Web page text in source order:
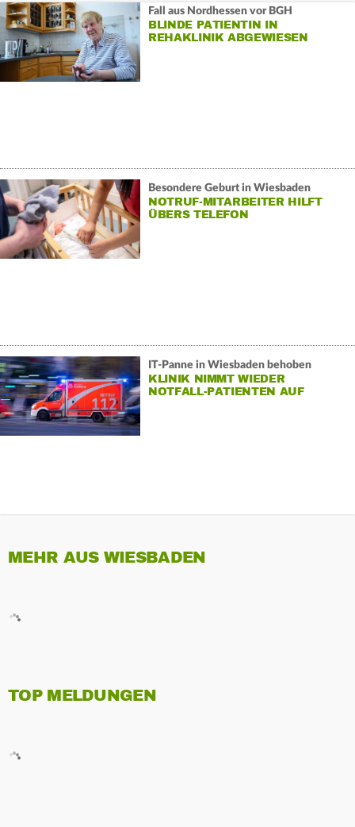
Fall aus Nordhessen vor BGH
BLINDE PATIENTIN IN
REHAKLINIK ABGEWIESEN
Besondere Geburt in Wiesbaden
NOTRUF-MITARBEITER HILFT
ÜBERS TELEFON
IT-Panne in Wiesbaden behoben
KLINIK NIMMT WIEDER
NOTFALL-PATIENTEN AUF
MEHR AUS WIESBADEN
TOP MELDUNGEN